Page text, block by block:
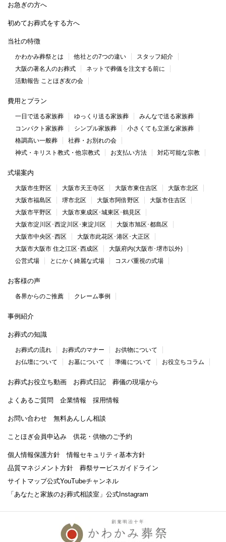
お急ぎの方へ
初めてお葬式をする方へ
当社の特徴
かわかみ葬祭とは 他社との7つの違い
スタッフ紹介
大阪の著名人のお葬式
ネットで葬儀を注文する前に
活動報告 ことほぎ友の会
費用とプラン
一日で送る家族葬 ゆっくり送る家族葬
みんなで送る家族葬
コンパクト家族葬
シンプル家族葬
小さくても立派な家族葬
格調高い一般葬
社葬・お別れの会
神式・キリスト教式・他宗教式
お支払い方法 対応可能な宗教
式場案内
大阪市生野区 大阪市天王寺区 大阪市東住吉区
大阪市北区
大阪市福島区
堺市北区 大阪市阿倍野区
大阪市住吉区
大阪市平野区
大阪市東成区･城東区･鶴見区
大阪市淀川区･西淀川区･東淀川区
大阪市旭区･都島区
大阪市中央区･西区
大阪市此花区･港区･大正区
大阪市大阪市 住之江区･西成区
大阪府内(大阪市･堺市以外)
公営式場
とにかく綺麗な式場 コスパ重視の式場
お客様の声
各界からのご推薦 クレーム事例
事例紹介
お葬式の知識
お葬式の流れ お葬式のマナー
お供物について
お仏壇について
お墓について 準備について お役立ちコラム
お葬式お役立ち動画 お葬式日記 葬儀の現場から
よくあるご質問 企業情報 採用情報
お問い合わせ 無料あんしん相談
ことほぎ会員申込み 供花・供物のご予約
個人情報保護方針
情報セキュリティ基本方針
品質マネジメント方針
葬祭サービスガイドライン
サイトマップ公式YouTubeチャンネル
「あなたと家族のお葬式相談室」 公式Instagram